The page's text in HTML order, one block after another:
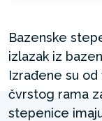
Bazenske
izlazak iz
Izrađene su
čvrstog rama
stepenice